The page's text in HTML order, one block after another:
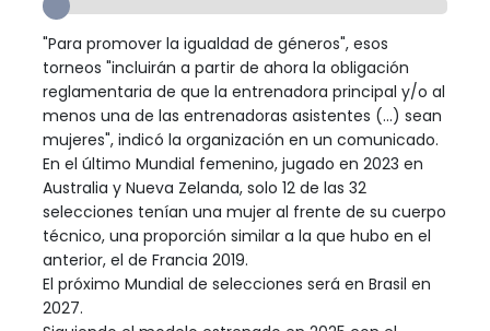
"Para promover la igualdad de géneros", esos
torneos "incluirán a partir de ahora la obligación
reglamentaria de que la entrenadora principal y/o al
menos una de las entrenadoras asistentes (...) sean
mujeres", indicó la organización en un comunicado.
En el último Mundial femenino, jugado en 2023 en
Australia y Nueva Zelanda, solo 12 de las 32
selecciones tenían una mujer al frente de su cuerpo
técnico, una proporción similar a la que hubo en el
anterior, el de Francia 2019.
El próximo Mundial de selecciones será en Brasil en
2027.